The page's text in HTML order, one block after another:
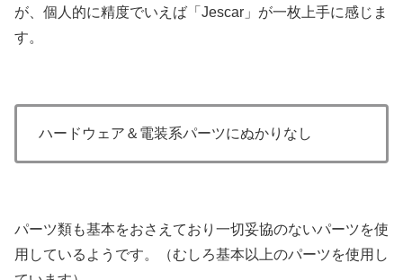
が、個人的に精度でいえば「Jescar」が一枚上手に感じま
す。
ハードウェア＆電装系パーツにぬかりなし
パーツ類も基本をおさえており一切妥協のないパーツを使
用しているようです。（むしろ基本以上のパーツを使用し